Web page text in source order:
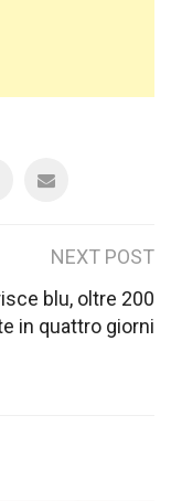
NEXT POST
blu, oltre 200
in quattro giorni